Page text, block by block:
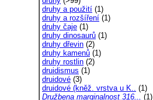
druhy a použití (1)
druhy a rozšíření (1)
druhy čaje (1)
druhy dinosaurů (1)
druhy dřevin (2)
druhy kamenů (1)
druhy rostlin (2)
druidismus (1)
druidové (3)
druidové (kněž. vrstva u K.. (1)
Družbena marginalnost 316... (1)